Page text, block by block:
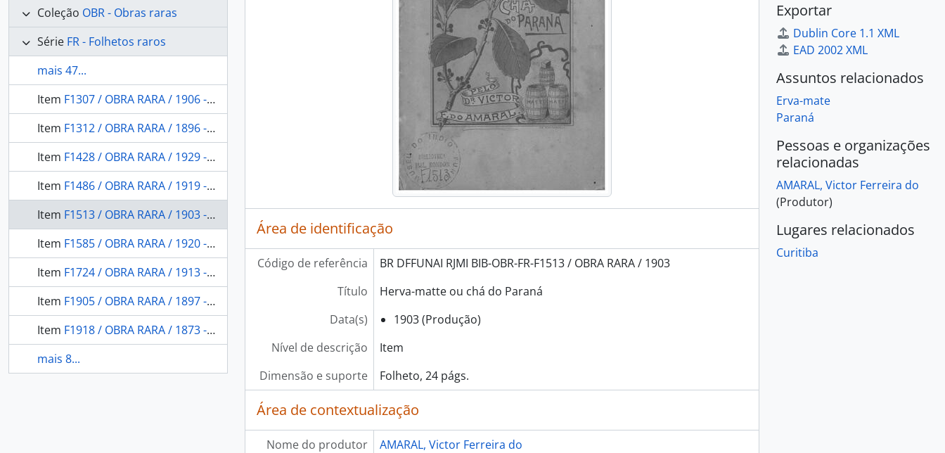
Coleção OBR - Obras raras
Série FR - Folhetos raros
mais 47...
Item F1307 / OBRA RARA / 1906 - O Valle do Rio Branco.Estado do Amazonas.Ediçao Official
Item F1312 / OBRA RARA / 1896 - La Leyenda del Yguareté-abá(el indio tigre) y sus proyeccione entre los guaranies, quichuas etc: (Contribucion al estudio del folk-lore comaparado).
Item F1428 / OBRA RARA / 1929 - Bacia do Rio Branco: (Estado do Amazonas).
Item F1486 / OBRA RARA / 1919 - Les Botocudos d'après les observations recueillies pendant um sejour chez eux en 1915
Item F1513 / OBRA RARA / 1903 - Herva-matte ou chá do Paraná
Item F1585 / OBRA RARA / 1920 - Le fleuve Juruá (Amazonie)
Item F1724 / OBRA RARA / 1913 - A proteção republicana aos indígenas brasileiros e a catequeze católica dos mesmos indígenas
Item F1905 / OBRA RARA / 1897 - Relatório apresentado ao Exmo. Sr. Lauro Sodré, Governador do estado do Pará, pelo diretor do Museu Paraense
Item F1918 / OBRA RARA / 1873 - Descripção chorographica do Estado do Gram-Pará: que por ordem alphabetica descreveu João Vasco Manoel de Braum, governador da Praça de Macapá em o anno de 1789.
mais 8...
Área de identificação
Código de referência
BR DFFUNAI RJMI BIB-OBR-FR-F1513 / OBRA RARA / 1903
Título
Herva-matte ou chá do Paraná
Data(s)
1903 (Produção)
Nível de descrição
Item
Dimensão e suporte
Folheto, 24 págs.
Área de contextualização
Nome do produtor
AMARAL, Victor Ferreira do
Exportar
Dublin Core 1.1 XML
EAD 2002 XML
Assuntos relacionados
Erva-mate
Paraná
Pessoas e organizações
relacionadas
AMARAL, Victor Ferreira do
(Produtor)
Lugares relacionados
Curitiba